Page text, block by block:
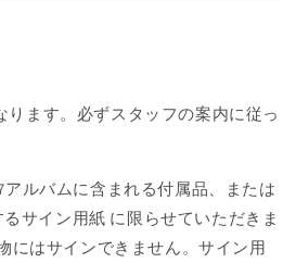
ります。必ずスタッフの案内に従っ
アルバムに含まれる付属品、または
るサイン用紙 に限らせていただきま
にはサインできません。サイン用